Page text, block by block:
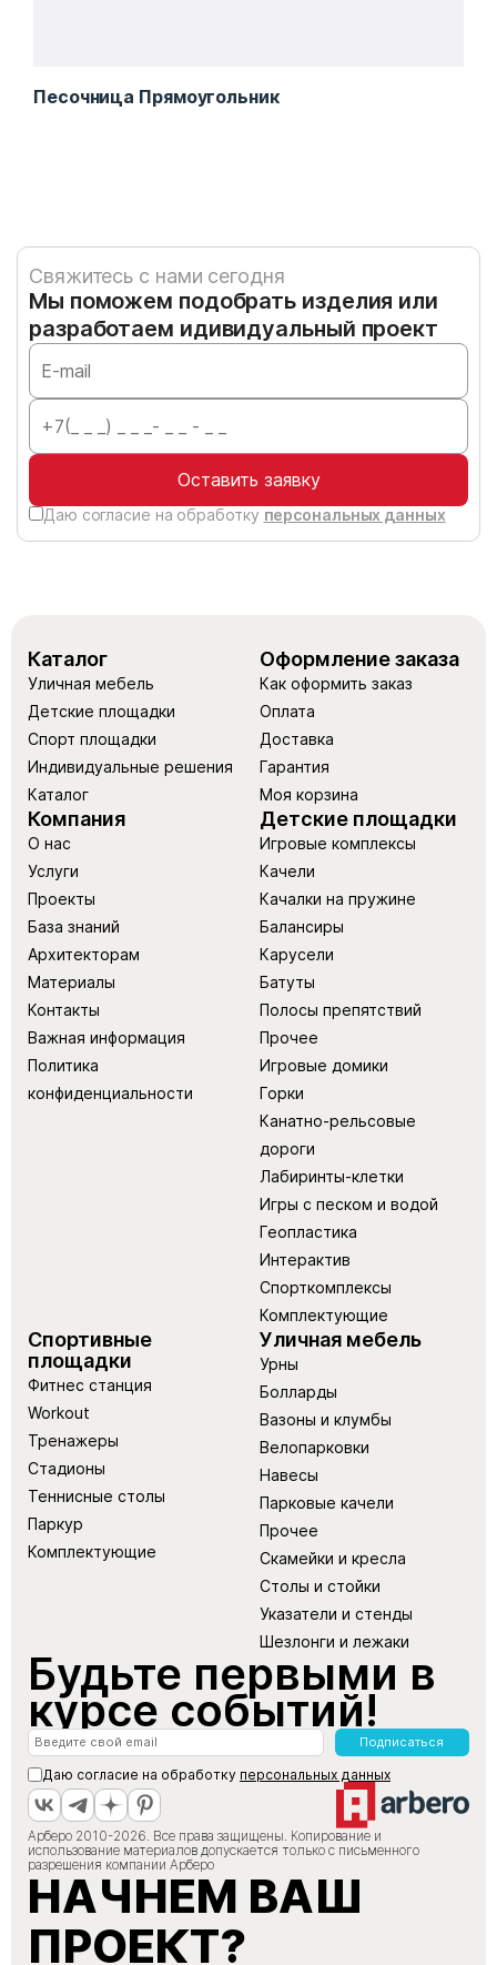
Песочница Прямоугольник
Свяжитесь с нами сегодня
Мы поможем подобрать изделия или
разработаем идивидуальный проект
Оставить заявку
Даю согласие на обработку персональных данных
Каталог
Уличная мебель
Детские площадки
Спорт площадки
Индивидуальные решения
Каталог
Оформление заказа
Как оформить заказ
Оплата
Доставка
Гарантия
Моя корзина
Компания
О нас
Услуги
Проекты
База знаний
Архитекторам
Материалы
Контакты
Важная информация
Политика
конфиденциальности
Детские площадки
Игровые комплексы
Качели
Качалки на пружине
Балансиры
Карусели
Батуты
Полосы препятствий
Прочее
Игровые домики
Горки
Канатно-рельсовые
дороги
Лабиринты-клетки
Игры с песком и водой
Геопластика
Интерактив
Спорткомплексы
Комплектующие
Спортивные
площадки
Фитнес станция
Workout
Тренажеры
Стадионы
Теннисные столы
Паркур
Комплектующие
Уличная мебель
Урны
Болларды
Вазоны и клумбы
Велопарковки
Навесы
Парковые качели
Прочее
Скамейки и кресла
Столы и стойки
Указатели и стенды
Шезлонги и лежаки
Будьте первыми в
курсе событий!
Подписаться
Даю согласие на обработку персональных данных
Арберо 2010-2026. Все права защищены. Копирование и
использование материалов допускается только с письменного
разрешения компании Арберо
НАЧНЕМ ВАШ
ПРОЕКТ?